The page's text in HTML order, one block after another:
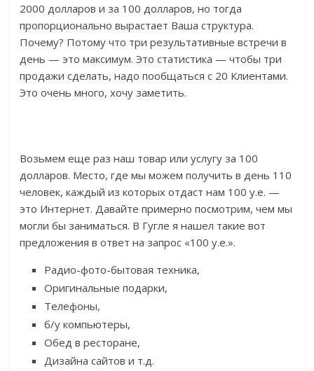
2000 долларов и за 100 долларов, но тогда
пропорционально вырастает Ваша структура.
Почему? Потому что три результативные встречи в
день — это максимум. Это статистика — чтобы три
продажи сделать, надо пообщаться с 20 Клиентами.
Это очень много, хочу заметить.
Возьмем еще раз наш товар или услугу за 100
долларов. Место, где мы можем получить в день 110
человек, каждый из которых отдаст нам 100 у.е. —
это Интернет. Давайте примерно посмотрим, чем мы
могли бы заниматься. В Гугле я нашел такие вот
предложения в ответ на запрос «100 у.е.».
Радио-фото-бытовая техника,
Оригинальные подарки,
Телефоны,
б/у компьютеры,
Обед в ресторане,
Дизайна сайтов и т.д.